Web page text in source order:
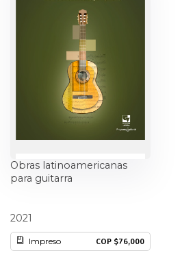
Ciencia política
Ciencias Sociales
Conflicto Armado
Construcción de paz
Desarrollo
Diseño
Economía
Obras latinoamericanas
para guitarra
2021
Impreso COP $76,000